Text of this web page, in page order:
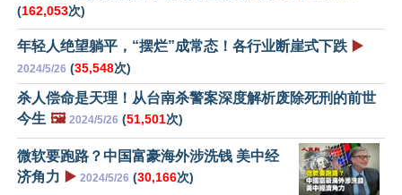
(162,053次)
年轻人绝望躺平，“摆烂”成常态！各行业断崖式下跌 ▶️
2024/5/26 (35,548次)
杀人偿命是天理！从台南杀警案深度解析废除死刑的前世
今生 🖼️ 2024/5/26 (51,501次)
微软要跑路？中国富豪海外涉洗钱 美中经
济角力 ▶️ 2024/5/26 (30,166次)